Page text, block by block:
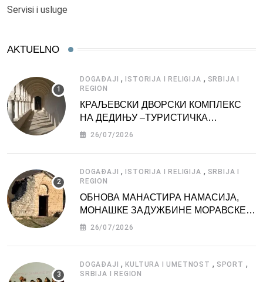
Servisi i usluge
AKTUELNO
DOGAĐAJI ,ISTORIJA I RELIGIJA , SRBIJA I
REGION
КРАЉЕВСКИ ДВОРСКИ КОМПЛЕКС
НА ДЕДИЊУ –ТУРИСТИЧКА
АТРАКЦИЈА
26/07/2026
DOGAĐAJI ,ISTORIJA I RELIGIJA , SRBIJA I
REGION
ОБНОВА МАНАСТИРА НАМАСИЈА,
МОНАШКЕ ЗАДУЖБИНЕ МОРАВСКЕ
СРБИЈЕ
26/07/2026
DOGAĐAJI ,KULTURA I UMETNOST , SPORT ,
SRBIJA I REGION